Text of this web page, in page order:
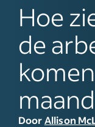
Hoe
de
DoorAllison